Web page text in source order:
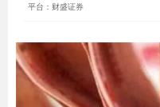
平台：财盛证券